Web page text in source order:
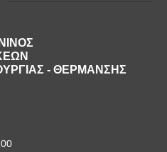
- ΘΕΡΜΑΝΣΗΣ